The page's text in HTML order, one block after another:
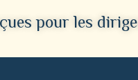
pour les